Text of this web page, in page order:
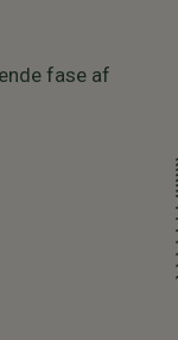
fase af